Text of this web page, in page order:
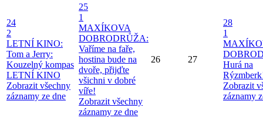
24
2
LETNÍ KINO:
Tom a Jerry:
Kouzelný kompas
LETNÍ KINO
Zobrazit všechny
záznamy ze dne
25
1
MAXÍKOVA
DOBRODRŮŽA:
Vaříme na faře,
hostina bude na
dvoře, přijďte
všichni v dobré
víře!
Zobrazit všechny
záznamy ze dne
26 27
28
1
Hurá na
Zobrazit
záznamy